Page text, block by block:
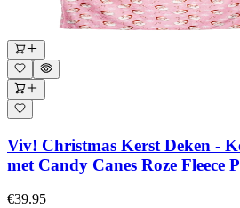
Viv! Christmas Kerst Deken -
met Candy Canes Roze Fleece
€39.95